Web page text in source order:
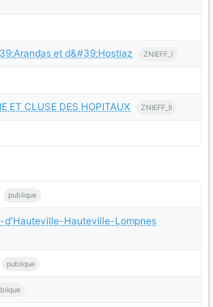
et d&#39;Hostiaz ZNIEFF_I
ET CLUSE DES HOPITAUX ZNIEFF_II
publique
d'Hauteville-Hauteville-Lompnes
publique